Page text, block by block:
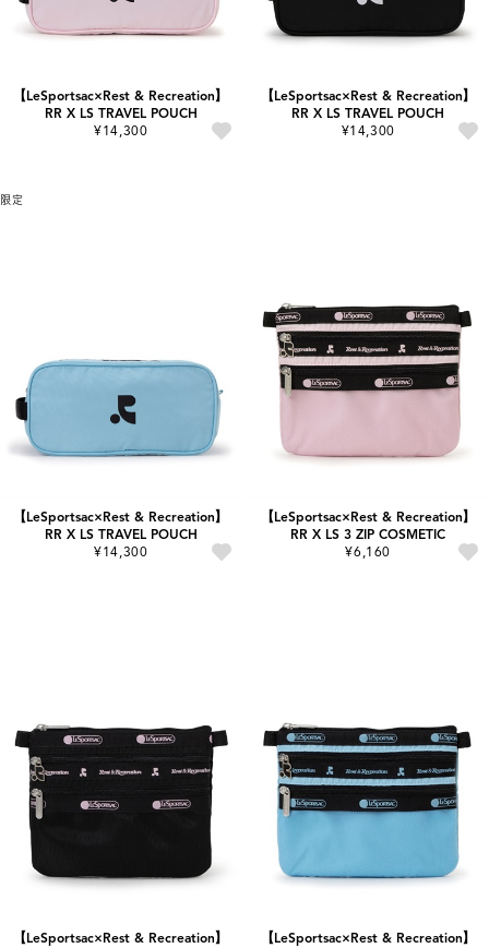
【LeSportsac×Rest & Recreation】
RR X LS TRAVEL POUCH
¥14,300
【LeSportsac×Rest & Recreation】
RR X LS TRAVEL POUCH
¥14,300
限定
【LeSportsac×Rest & Recreation】
RR X LS TRAVEL POUCH
¥14,300
【LeSportsac×Rest & Recreation】
RR X LS 3 ZIP COSMETIC
¥6,160
【LeSportsac×Rest & Recreation】
【LeSportsac×Rest & Recreation】